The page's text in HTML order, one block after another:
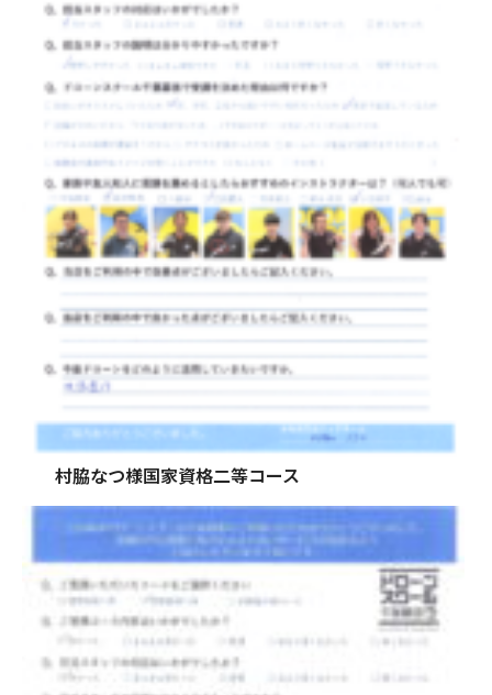
村脇なつ様国家資格二等コース